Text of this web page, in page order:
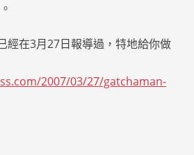
經在3月27日報導過，特地給你做
2007/03/27/gatchaman-